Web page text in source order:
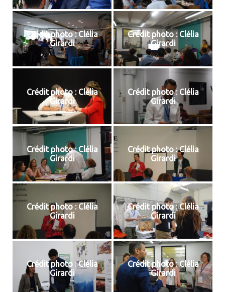
Crédit photo : Clélia
Girardi
Crédit photo : Clélia
Girardi
Crédit photo : Clélia
Girardi
Crédit photo : Clélia
Girardi
Crédit photo : Clélia
Girardi
Crédit photo : Clélia
Girardi
Crédit photo : Clélia
Girardi
Crédit photo : Clélia
Girardi
Crédit photo : Clélia
Girardi
Crédit photo : Clélia
Girardi